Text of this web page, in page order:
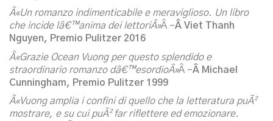
Â«Un romanzo indimenticabile e meraviglioso. Un libro
che incide lâ€™anima dei lettoriÂ»Â –Â Viet Thanh
Nguyen, Premio Pulitzer 2016
Â«Grazie Ocean Vuong per questo splendido e
straordinario romanzo dâ€™esordioÂ»Â –Â Michael
Cunningham, Premio Pulitzer 1999
Â«Vuong amplia i confini di quello che la letteratura puÃ²
mostrare, e su cui puÃ² far riflettere ed emozionare.